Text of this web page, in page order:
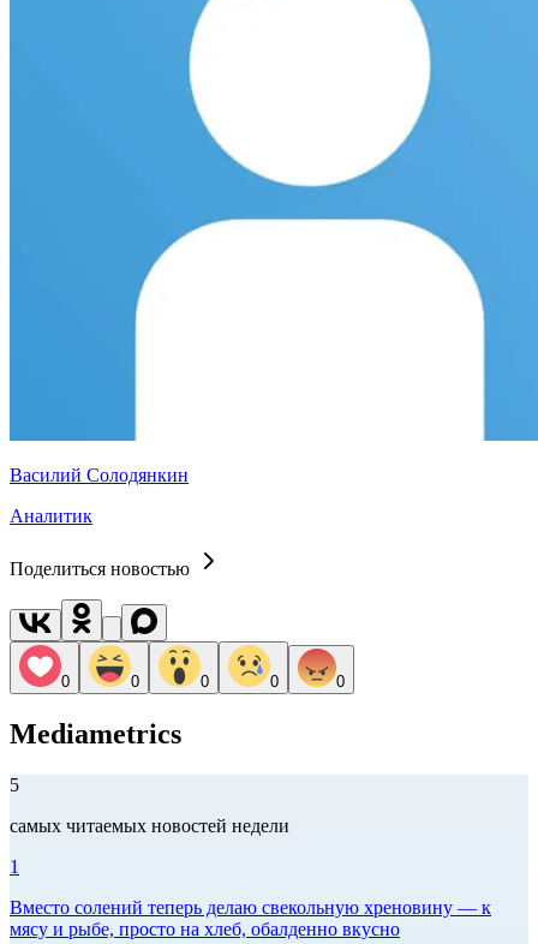
Василий Солодянкин
Аналитик
Поделиться новостью
0 0 0 0 0
Mediametrics
5
самых читаемых новостей недели
1
Вместо солений теперь делаю свекольную хреновину — к
мясу и рыбе, просто на хлеб, обалденно вкусно